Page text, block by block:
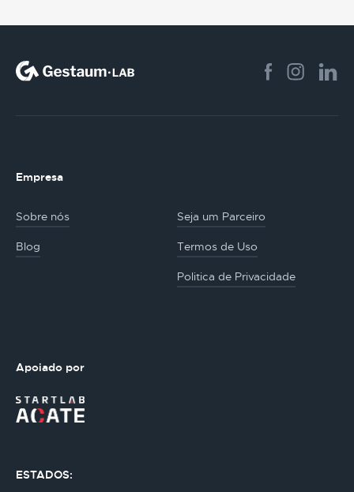
Empresa
Sobre nós Seja um Parceiro
Blog Termos de Uso
Politica de Privacidade
Apoiado por
ESTADOS: